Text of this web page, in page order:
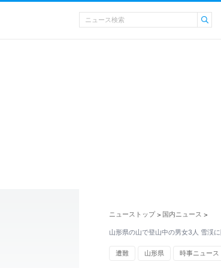
ニューストップ > 国内ニュース >
山形県の山で登山中の男女3人 雪渓
遭難 山形県 時事ニュース